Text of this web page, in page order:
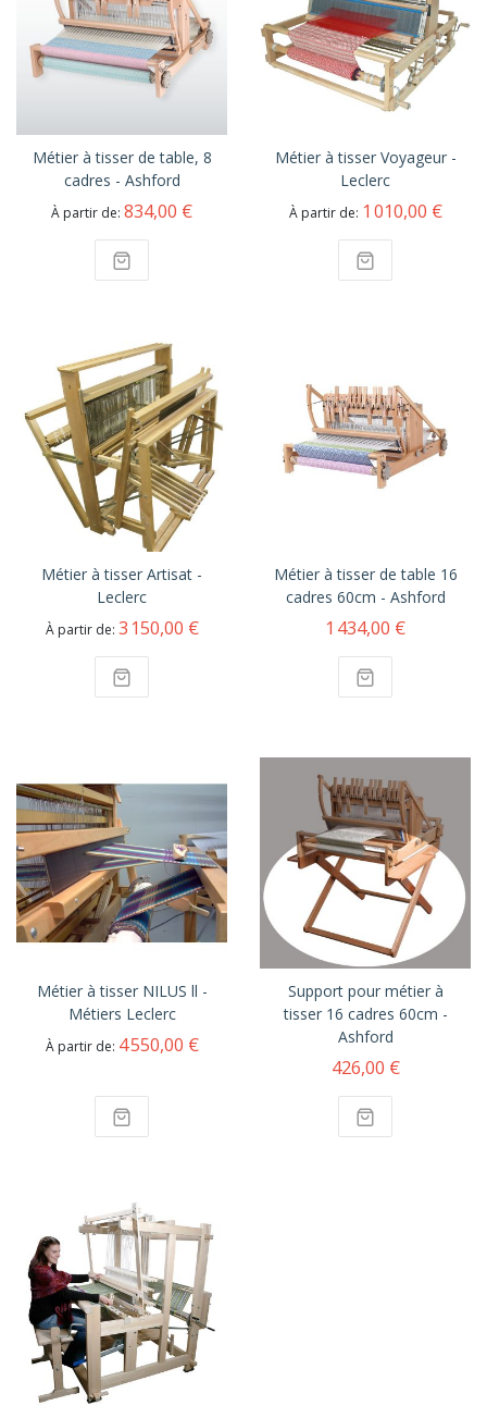
Métier à tisser de table, 8
cadres - Ashford
À partir de 834,00 €
Métier à tisser Voyageur -
Leclerc
À partir de 1 010,00 €
Métier à tisser Artisat -
Leclerc
À partir de 3 150,00 €
Métier à tisser de table 16
cadres 60cm - Ashford
1 434,00 €
Métier à tisser NILUS ll -
Métiers Leclerc
À partir de 4 550,00 €
Support pour métier à
tisser 16 cadres 60cm -
Ashford
426,00 €